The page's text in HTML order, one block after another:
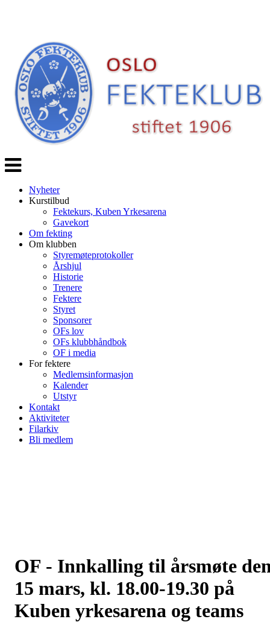
Veksle
navigasjon
Nyheter
Kurstilbud
Fektekurs, Kuben Yrkesarena
Gavekort
Om fekting
Om klubben
Styremøteprotokoller
Årshjul
Historie
Trenere
Fektere
Styret
Sponsorer
OFs lov
OFs klubbhåndbok
OF i media
For fektere
Medlemsinformasjon
Kalender
Utstyr
Kontakt
Aktiviteter
Filarkiv
Bli medlem
OF - Innkalling til årsmøte
15 mars, kl. 18.00-19.30 på
Kuben yrkesarena og teams